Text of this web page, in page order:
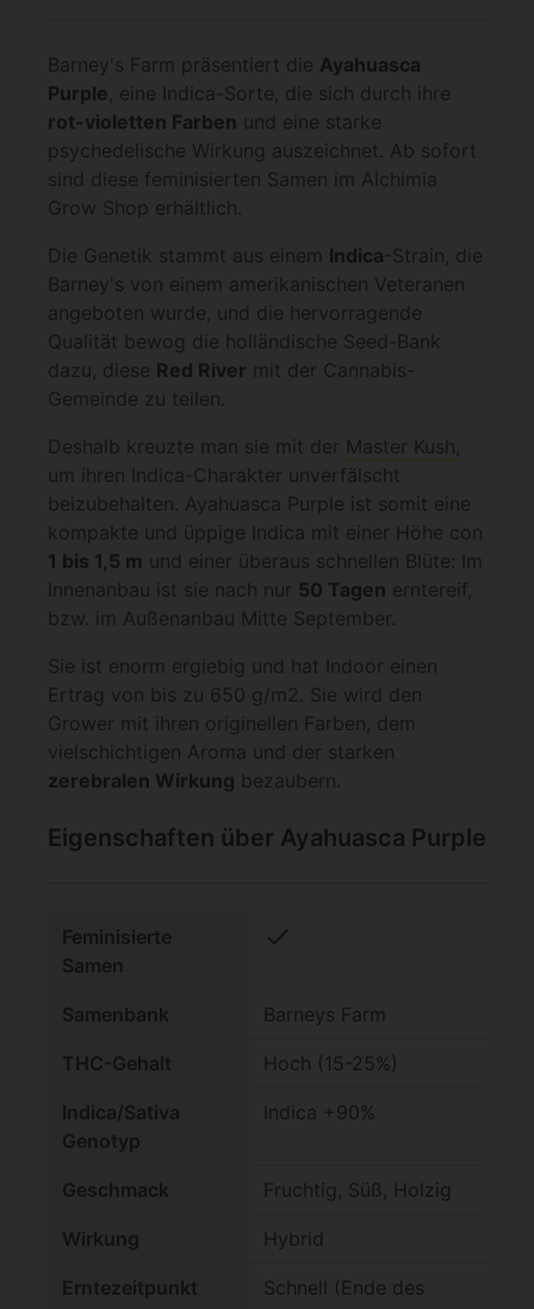
Barney's Farm präsentiert die Ayahuasca
Purple , eine Indica-Sorte, die sich durch ihre
rot-violetten Farben und eine starke
psychedelische Wirkung auszeichnet. Ab sofort
sind diese feminisierten Samen im Alchimia
Grow Shop erhältlich.
Die Genetik stammt aus einem Indica -Strain, die
Barney's von einem amerikanischen Veteranen
angeboten wurde, und die hervorragende
Qualität bewog die holländische Seed-Bank
dazu, diese Red River mit der Cannabis-
Gemeinde zu teilen.
Deshalb kreuzte man sie mit der Master Kush
um ihren Indica-Charakter unverfälscht
beizubehalten. Ayahuasca Purple ist somit eine
kompakte und üppige Indica mit einer Höhe con
1 bis 1,5 m und einer überaus schnellen Blüte: Im
Innenanbau ist sie nach nur 50 Tagen erntereif,
bzw. im Außenanbau Mitte September.
Sie ist enorm ergiebig und hat Indoor einen
Ertrag von bis zu 650 g/m2. Sie wird den
Grower mit ihren originellen Farben, dem
vielschichtigen Aroma und der starken
zerebralen Wirkung bezaubern.
Eigenschaften über Ayahuasca Purple
Feminisierte
Samen
check
Samenbank Barneys Farm
THC-Gehalt Hoch (15-25%)
Indica/Sativa
Genotyp
Indica +90%
Geschmack Fruchtig, Süß, Holzig
Wirkung Hybrid
Erntezeitpunkt
Schnell (Ende des